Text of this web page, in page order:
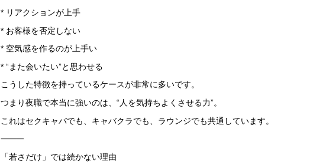
* リアクションが上手
* お客様を否定しない
* 空気感を作るのが上手い
* “また会いたい”と思わせる
こうした特徴を持っているケースが非常に多いです。
つまり夜職で本当に強いのは、“人を気持ちよくさせる力”。
これはセクキャバでも、キャバクラでも、ラウンジでも共通しています。
⸻
「若さだけ」では続かない理由